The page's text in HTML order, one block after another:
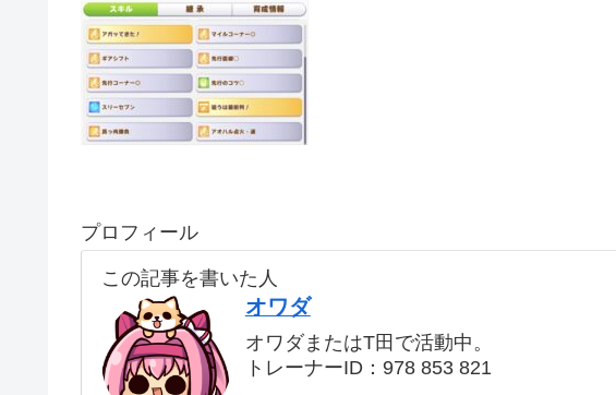
プロフィール
この記事を書いた人
オワダ
オワダまたはT田で活動中。
トレーナーID：978 853 821